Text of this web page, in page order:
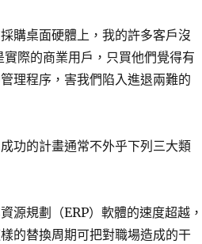
購桌面硬體上，我的許多客戶沒
際的商業用戶，只買他們覺得有
理程序，害我們陷入進退兩難的
功的計畫通常不外乎下列三大類
源規劃（ERP）軟體的速度超越，
的替換周期可把對職場造成的干